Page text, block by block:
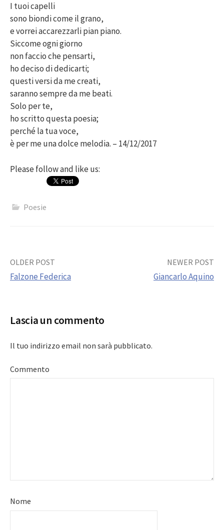
I tuoi capelli
sono biondi come il grano,
e vorrei accarezzarli pian piano.
Siccome ogni giorno
non faccio che pensarti,
ho deciso di dedicarti;
questi versi da me creati,
saranno sempre da me beati.
Solo per te,
ho scritto questa poesia;
perché la tua voce,
è per me una dolce melodia. – 14/12/2017
Please follow and like us:
Poesie
Post
OLDER POST
Falzone Federica
NEWER POST
Giancarlo Aquino
Lascia un commento
Il tuo indirizzo email non sarà pubblicato.
Commento
Nome